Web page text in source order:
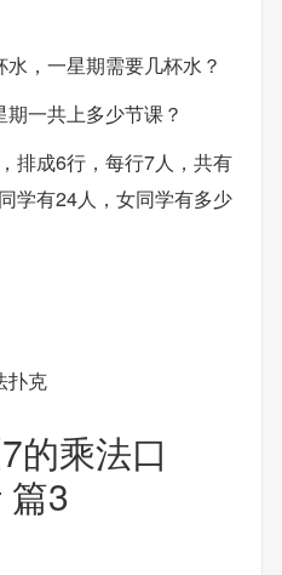
，一星期需要几杯水？
一共上多少节课？
排成6行，每行7人，共有
学有24人，女同学有多少
扑克
的乘法口
篇3